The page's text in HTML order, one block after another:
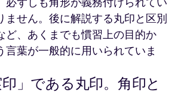
ません。後に解説する丸印と区別
ど、あくまでも慣習上の目的か
言葉が一般的に用いられていま
印」である丸印。角印と